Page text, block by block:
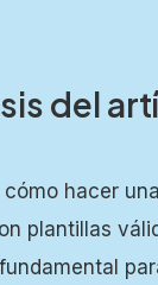
nómina en Word –
del
cómo hacer
plantillas